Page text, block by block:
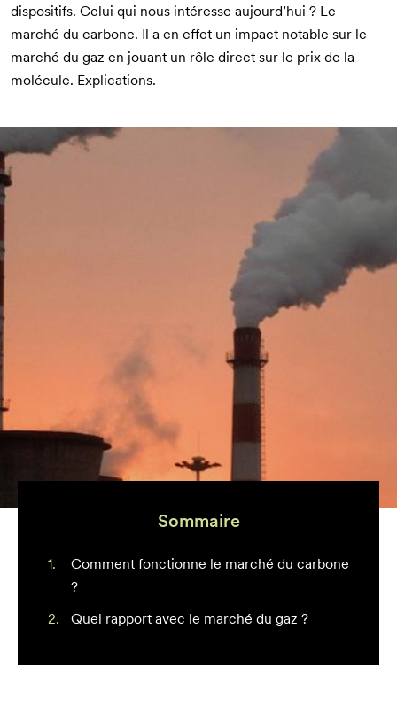
dispositifs. Celui qui nous intéresse aujourd’hui ? Le
marché du carbone. Il a en effet un impact notable sur le
marché du gaz en jouant un rôle direct sur le prix de la
molécule. Explications.
Sommaire
Comment fonctionne le marché du carbone
?
Quel rapport avec le marché du gaz ?